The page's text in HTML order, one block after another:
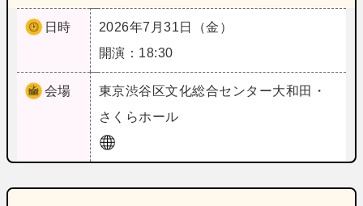
日時
2026年7月31日（金）
開演：18:30
会場 東京渋谷区文化総合センター大和田・
さくらホール